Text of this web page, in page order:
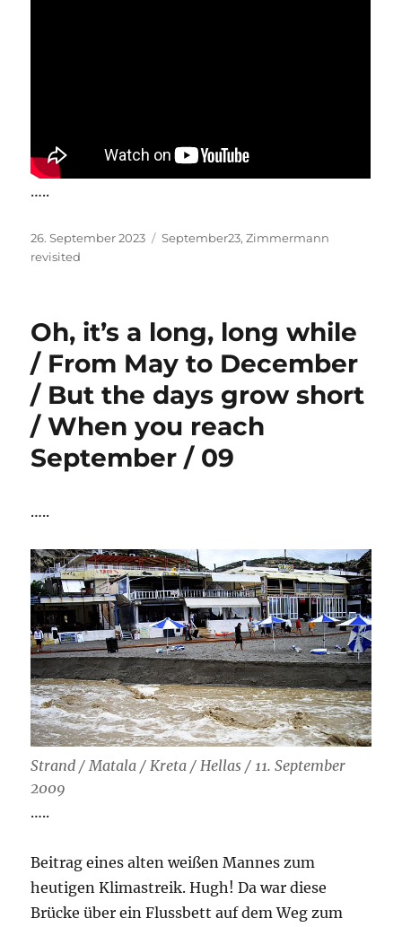
…..
Veröffentlicht
am
26. September 2023 Kategorien
September23,Zimmermann
revisited
Oh, it’s a long, long while
/ From May to December
/ But the days grow short
/ When you reach
September / 09
…..
Strand / Matala / Kreta / Hellas / 11. September
2009
…..
Beitrag eines alten weißen Mannes zum
heutigen Klimastreik. Hugh! Da war diese
Brücke über ein Flussbett auf dem Weg zum